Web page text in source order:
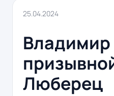
25.04.2024
Владимир
Люберец